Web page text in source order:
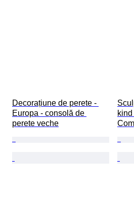
Decorațiune de perete -
Europa - consolă de
perete veche